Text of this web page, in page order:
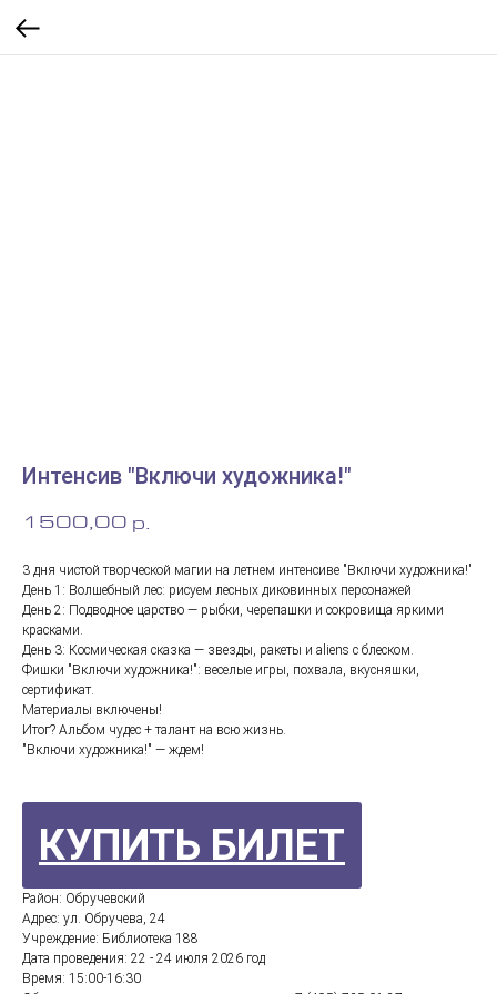
Интенсив "Включи художника!"
1500,00 р.
3 дня чистой творческой магии на летнем интенсиве "Включи художника!"
День 1: Волшебный лес: рисуем лесных диковинных персонажей
День 2: Подводное царство — рыбки, черепашки и сокровища яркими
красками.
День 3: Космическая сказка — звезды, ракеты и aliens с блеском.
Фишки "Включи художника!": веселые игры, похвала, вкусняшки,
сертификат.
Материалы включены!
Итог? Альбом чудес + талант на всю жизнь.
"Включи художника!" — ждем!
КУПИТЬ БИЛЕТ
Район: Обручевский
Адрес: ул. Обручева, 24
Учреждение: Библиотека 188
Дата проведения: 22 - 24 июля 2026 год
Время: 15:00-16:30